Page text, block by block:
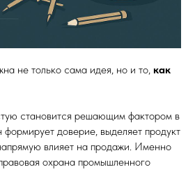
не только сама идея, но и то, как
становится решающим фактором в
формирует доверие, выделяет продукт
влияет на продажи. Именно
охрана промышленного